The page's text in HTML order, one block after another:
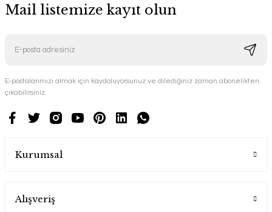
Mail listemize kayıt olun
E-postalarımızı almak için kaydoluyorsunuz ve dilediğiniz zaman abonelikten
çıkabilirsiniz.
Kurumsal
Alışveriş